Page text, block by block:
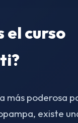
el curso
más poderosa
existe